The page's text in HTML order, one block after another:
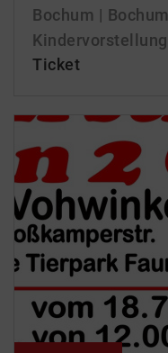
Bochum | Bochum
Kindervorstellung
Ticket